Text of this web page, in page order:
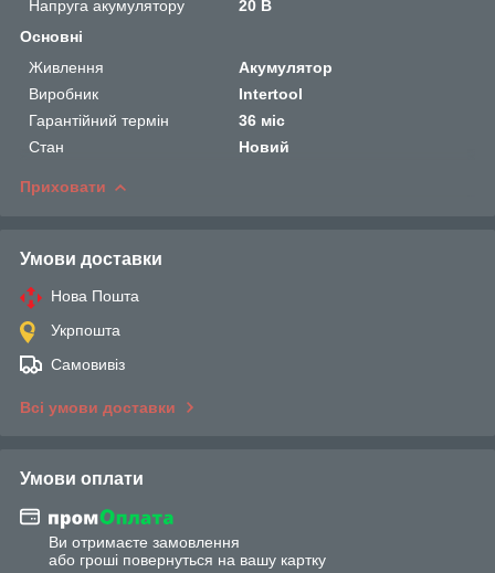
Напруга акумулятору
20 В
Основні
Живлення
Акумулятор
Виробник
Intertool
Гарантійний термін
36 міс
Стан
Новий
Приховати
Умови доставки
Нова Пошта
Укрпошта
Самовивіз
Всі умови доставки
Умови оплати
Ви отримаєте замовлення
або гроші повернуться на вашу картку